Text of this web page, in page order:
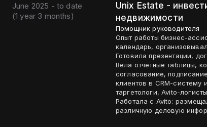
June 2025 - to date
(1 year 3 months)
Unix Estate -
недвижимости
Помощник руководителя
Опыт работы бизнес-
календарь,
Готовила презентации,
Вела отчетные таблицы,
согласование,
клиентов в CRM-систему
таргетологи, Avito-
Работала с Avito:
различную деловую